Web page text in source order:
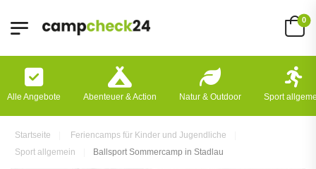
0
Alle Angebote Abenteuer & Action Natur & Outdoor Sport
Startseite
Feriencamps für Kinder und Jugendliche
Sport allgemein
Ballsport Sommercamp in Stadlau